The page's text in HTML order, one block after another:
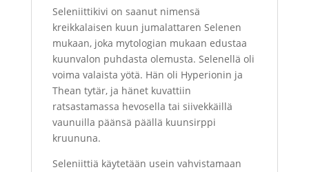
Seleniittikivi on saanut nimensä
kreikkalaisen kuun jumalattaren Selenen
mukaan, joka mytologian mukaan edustaa
kuunvalon puhdasta olemusta. Selenellä oli
voima valaista yötä. Hän oli Hyperionin ja
Thean tytär, ja hänet kuvattiin
ratsastamassa hevosella tai siivekkäillä
vaunuilla päänsä päällä kuunsirppi
kruununa.
Seleniittiä käytetään usein vahvistamaan